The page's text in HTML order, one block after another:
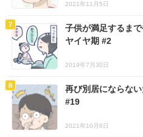
2021年11月5日
子供が満足するま
ヤイヤ期 #2
2019年7月30日
再び別居にならな
#19
2021年10月8日